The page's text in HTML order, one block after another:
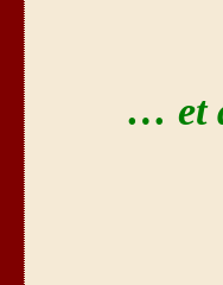
… et